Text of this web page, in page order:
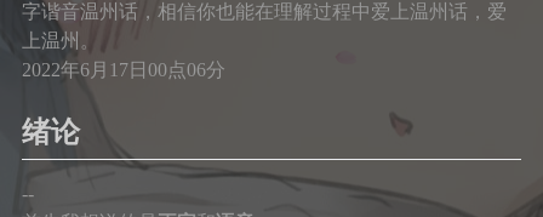
字谐音温州话，相信你也能在理解过程中爱上温州话，爱
上温州。
2022年6月17日00点06分
绪论
--